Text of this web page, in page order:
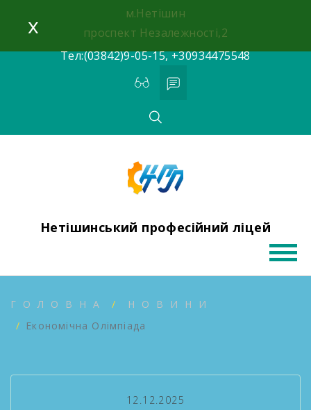
content
м.Нетішин
проспект Незалежності,2
Тел:(03842)9-05-15, +30934475548
Нетішинський професійний ліцей
ГОЛОВНА
НОВИНИ
Економічна Олімпіада
12.12.2025
x